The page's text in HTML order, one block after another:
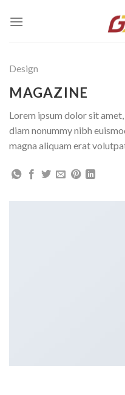
Design
MAGAZINE
Lorem ipsum dolor sit
diam nonummy nibh
magna aliquam erat